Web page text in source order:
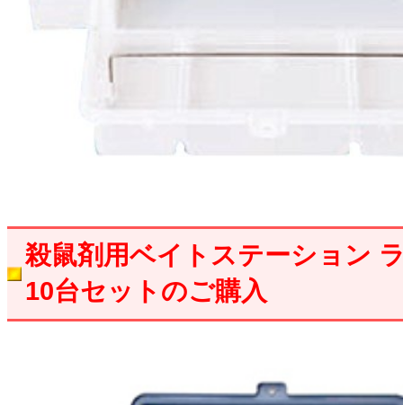
殺鼠剤用ベイトステーション
10台セットのご購入